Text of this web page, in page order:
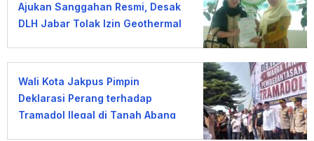
Ajukan Sanggahan Resmi, Desak
DLH Jabar Tolak Izin Geothermal
Wali Kota Jakpus Pimpin
Deklarasi Perang terhadap
Tramadol Ilegal di Tanah Abang